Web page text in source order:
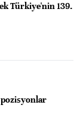
Türkiye'nin 139.
pozisyonlar